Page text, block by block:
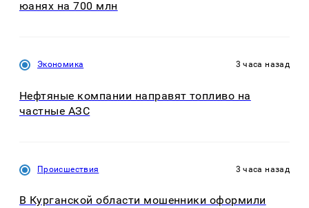
юанях на 700 млн
Экономика 3 часа назад
Нефтяные компании направят топливо на
частные АЗС
Происшествия 3 часа назад
В Курганской области мошенники оформили